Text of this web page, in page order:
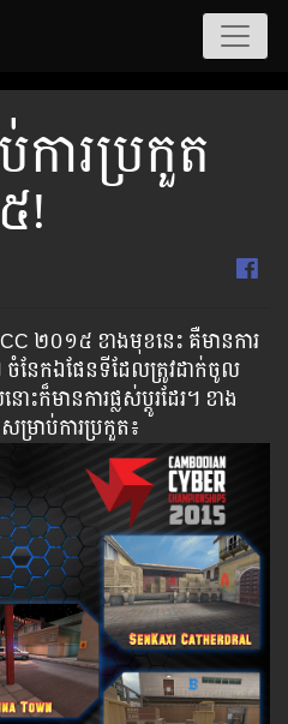
ារប្រកួត
!
២០១៥ ខាងមុខនេះ គឺមានការ
ចំនែកឯផែនទីដែលត្រូវដាក់ចូល
ក៏មានការផ្លស់ប្តូរដែរ។​ ខាង
ម្រាប់ការប្រកួត៖